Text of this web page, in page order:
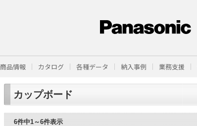
商品情報 カタログ 各種データ 納入事例 業務支援
カップボード
6件中1～6件表示